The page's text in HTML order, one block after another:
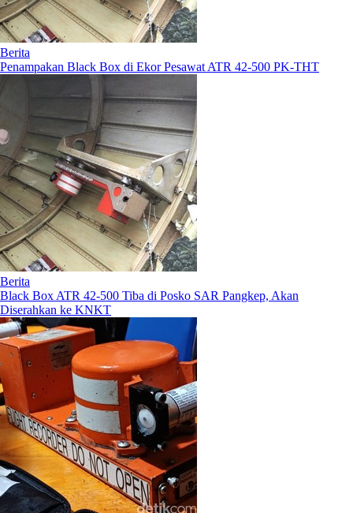
Berita
Penampakan Black Box di Ekor Pesawat ATR 42-500 PK-THT
Berita
Black Box ATR 42-500 Tiba di Posko SAR Pangkep, Akan
Diserahkan ke KNKT